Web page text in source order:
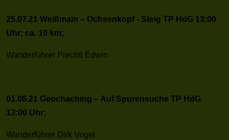
25.07.21 Weißmain – Ochsenkopf - Steig TP HdG 13:00
Uhr; ca. 10 km;
Wanderführer Prechtl Edwin
01.08.21 Geochaching – Auf Spurensuche TP HdG
13:00 Uhr;
Wanderführer Dirk Vogel